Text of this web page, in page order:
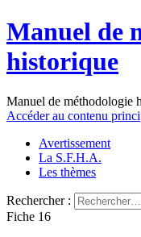
Manuel de
historique
Manuel de méthodologie
Accéder au contenu
Avertissement
La S.F.H.A.
Les thèmes
Rechercher :
Fiche 16